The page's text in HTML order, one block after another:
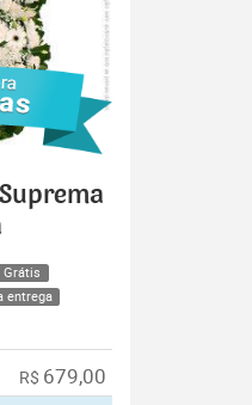
Grátis
entrega
R$ 679,00